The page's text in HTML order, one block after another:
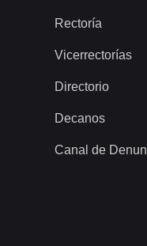
Rectoría
Vicerrectorías
Directorio
Decanos
Canal de